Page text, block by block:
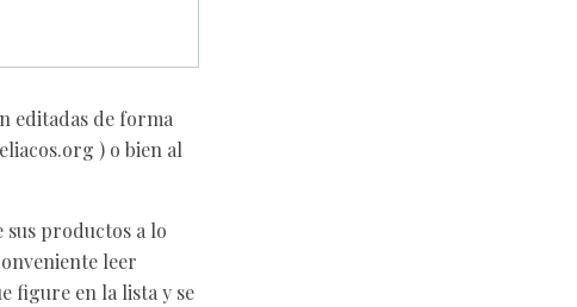
editadas de forma
) o bien al
sus productos a lo
leer
figure en la lista y se